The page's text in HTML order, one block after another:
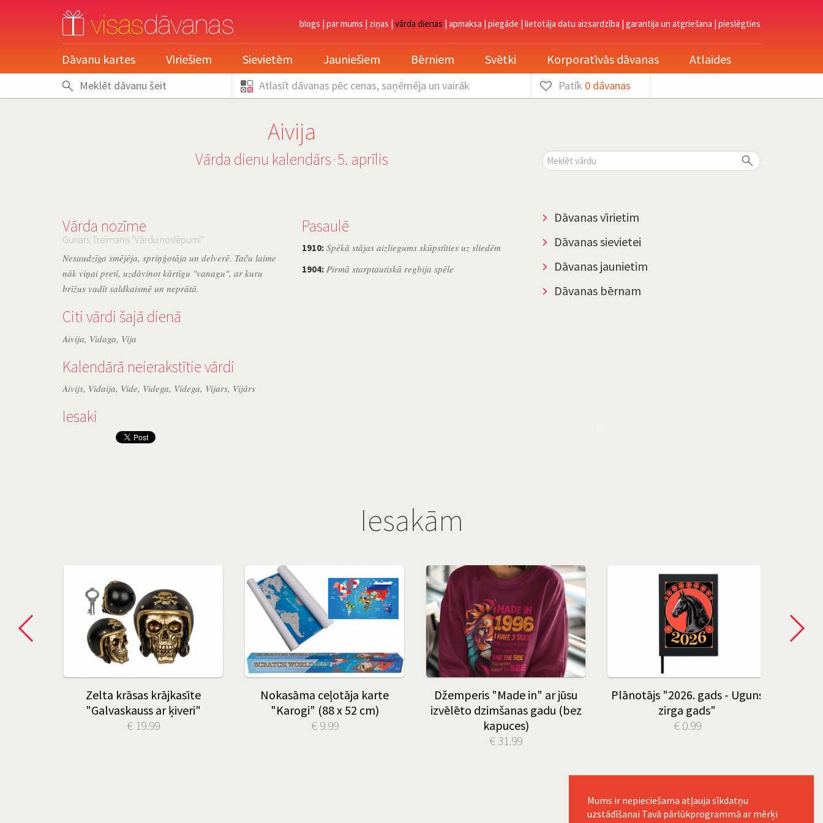
blogs | par mums | ziņas | vārda dienas | apmaksa | piegāde | lietotāja datu aizsardzība | garantija un atgriešana | pieslēgties
pieslēgties
Dāvanu kartes Vīriešiem Sievietēm Jauniešiem Bērniem Svētki Korporatīvās dāvanas Atlaides
Atlasīt dāvanas pēc cenas, saņēmēja un vairāk Patīk 0dāvanas
Aivija
Vārda dienu kalendārs ˙ 5. aprīlis
Vārda nozīme
Gunars Treimanis "Vārdu noslēpumi"
Nesaudzīga smējēja, spriņģotāja un delverē. Taču laime
nāk viņai pretī, uzdāvinot kārtīgu "vanagu", ar kuru
brīžus vadīt saldkaismē un neprātā.
Citi vārdi šajā dienā
Aivija, Vidaga, Vija
Kalendārā neierakstītie vārdi
Aivijs, Vidaija, Vide, Videga, Vīdega, Vijars, Vijārs
Iesaki
Pasaulē
1910: Spēkā stājas aizliegums skūpstīties uz sliedēm
1904: Pirmā starptautiskā regbija spēle
Dāvanas vīrietim
Dāvanas sievietei
Dāvanas jaunietim
Dāvanas bērnam
Iesakām
Zelta krāsas krājkasīte
"Galvaskauss ar ķiveri"
€ 19.99
Nokasāma ceļotāja karte
"Karogi" (88 x 52 cm)
€ 9.99
Džemperis "Made in" ar jūsu
izvēlēto dzimšanas gadu (bez
kapuces)
€ 31.99
Plānotājs "2026. gads - Uguns
zirga gads"
€ 0.99
Mums ir nepieciešama atļauja sīkdatņu
uzstādīšanai Tavā pārlūkprogrammā ar mērķi